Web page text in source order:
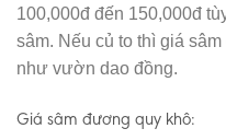
100,000đ đến 150,000đ
sâm. Nếu củ to thì giá
như vườn dao đồng.
Giá sâm đương quy khô: